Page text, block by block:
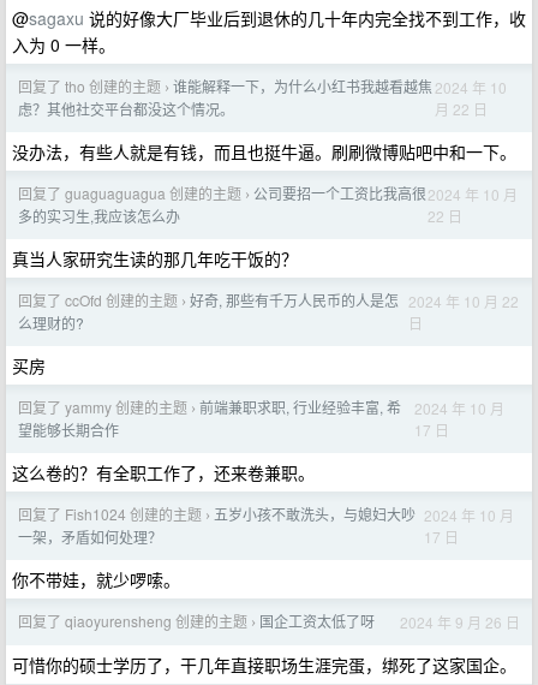
@sagaxu 说的好像大厂毕业后到退休的几十年内完全找不到工作，收
入为 0 一样。
回复了 tho 创建的主题 › 谁能解释一下，为什么小红书我越看越焦
虑？其他社交平台都没这个情况。
2024 年 10
月 22 日
没办法，有些人就是有钱，而且也挺牛逼。刷刷微博贴吧中和一下。
回复了 guaguaguagua 创建的主题 › 公司要招一个工资比我高很
多的实习生,我应该怎么办
2024 年 10 月
22 日
真当人家研究生读的那几年吃干饭的？
回复了 ccOfd 创建的主题 › 好奇, 那些有千万人民币的人是怎
么理财的?
2024 年 10 月 22
日
买房
回复了 yammy 创建的主题 › 前端兼职求职, 行业经验丰富, 希
望能够长期合作
2024 年 10 月
17 日
这么卷的？有全职工作了，还来卷兼职。
回复了 Fish1024 创建的主题 › 五岁小孩不敢洗头，与媳妇大吵
一架，矛盾如何处理？
2024 年 10 月
17 日
你不带娃，就少啰嗦。
回复了 qiaoyurensheng 创建的主题 › 国企工资太低了呀 2024 年 9 月 26 日
可惜你的硕士学历了，干几年直接职场生涯完蛋，绑死了这家国企。